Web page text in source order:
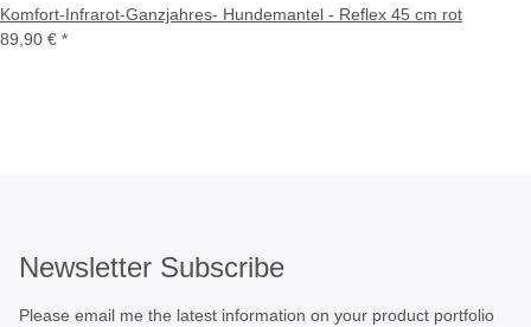
Komfort-Infrarot-Ganzjahres- Hundemantel - Reflex 45 cm rot
89,90 € *
Newsletter Subscribe
Please email me the latest information on your product portfolio